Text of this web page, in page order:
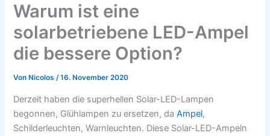
Warum ist eine
solarbetriebene LED-Ampel
die bessere Option?
Von Nicolos/16. November 2020
Derzeit haben die superhellen Solar-LED-Lampen
begonnen, Glühlampen zu ersetzen, daAmpel,
Schilderleuchten, Warnleuchten. Diese Solar-LED-Ampeln